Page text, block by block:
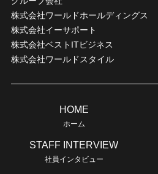
株式会社ワールドホールディングス
株式会社イーサポート
株式会社ベストITビジネス
株式会社ワールドスタイル
HOME
ホーム
STAFF INTERVIEW
社員インタビュー